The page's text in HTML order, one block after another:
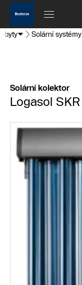
byty Solární systémy
Solární kolektor
Logasol SKR